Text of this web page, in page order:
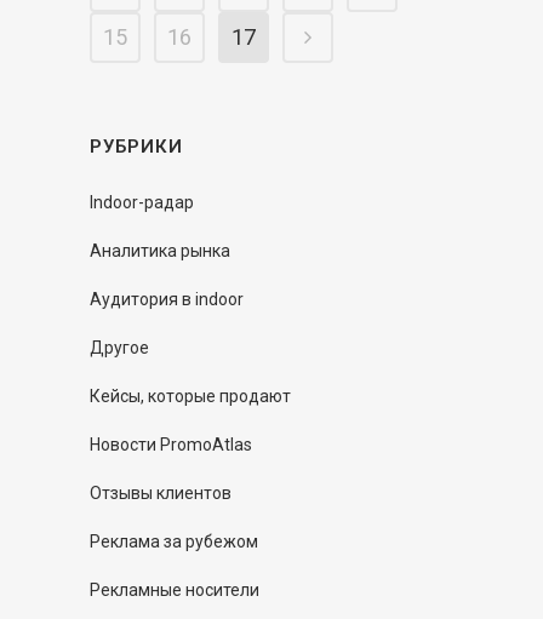
15
16 17
РУБРИКИ
Indoor-радар
Аналитика рынка
Аудитория в indoor
Другое
Кейсы, которые продают
Новости PromoAtlas
Отзывы клиентов
Реклама за рубежом
Рекламные носители